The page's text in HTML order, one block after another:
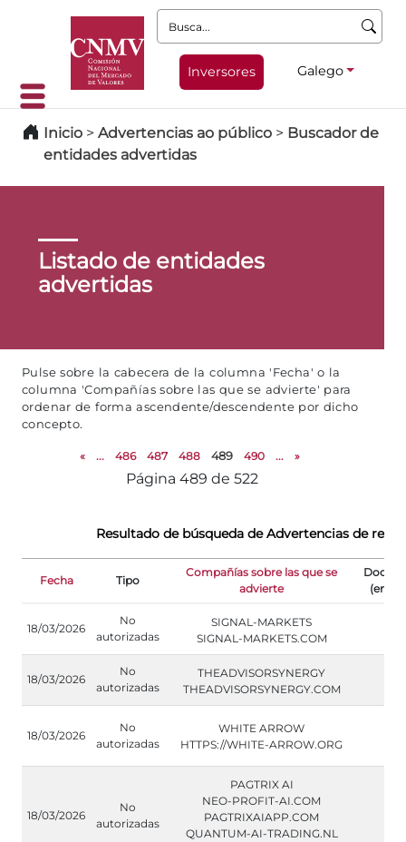
Busca:
Inversores Galego
Inicio > Advertencias ao público > Buscador de
entidades advertidas
Listado de entidades
advertidas
Pulse sobre la cabecera de la columna 'Fecha' o la
columna 'Compañías sobre las que se advierte' para
ordenar de forma ascendente/descendente por dicho
concepto.
« ... 486 487 488 489 490 ... »
Página 489 de 522
Resultado de búsqueda de Advertencias de
Fecha Tipo
Compañías sobre las que se
advierte
(en
18/03/2026
No
autorizadas
SIGNAL-MARKETS
SIGNAL-MARKETS.COM
18/03/2026
No
autorizadas
THEADVISORSYNERGY
THEADVISORSYNERGY.COM
18/03/2026
No
autorizadas
WHITE ARROW
HTTPS://WHITE-ARROW.ORG
18/03/2026
No
autorizadas
PAGTRIX AI
NEO-PROFIT-AI.COM
PAGTRIXAIAPP.COM
QUANTUM-AI-TRADING.NL